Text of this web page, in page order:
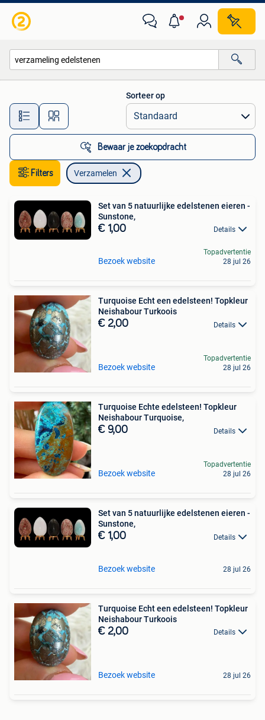
Alle afstanden…
Sorteer op
Bewaar je zoekopdracht
Filters Verzamelen
Set van 5 natuurlijke edelstenen eieren -
Sunstone,
€ 1,00 Details
Bezoek website
Topadvertentie
28 jul 26
Turquoise Echt een edelsteen! Topkleur
Neishabour Turkoois
€ 2,00 Details
Bezoek website
Topadvertentie
28 jul 26
Turquoise Echte edelsteen! Topkleur
Neishabour Turquoise,
€ 9,00 Details
Bezoek website
Topadvertentie
28 jul 26
Set van 5 natuurlijke edelstenen eieren -
Sunstone,
€ 1,00 Details
Bezoek website 28 jul 26
Turquoise Echt een edelsteen! Topkleur
Neishabour Turkoois
€ 2,00 Details
Bezoek website 28 jul 26